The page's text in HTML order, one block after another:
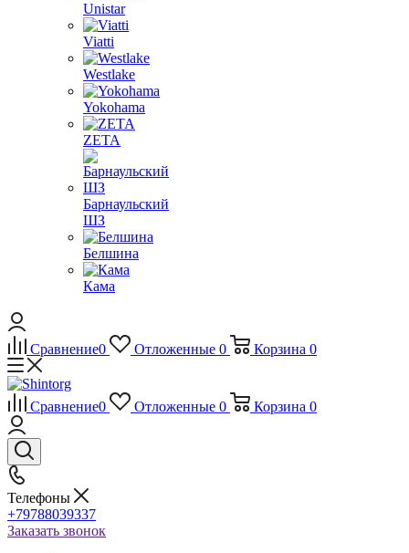
Unistar
Viatti
Westlake
Yokohama
ZETA
Барнаульский
ШЗ
Белшина
Кама
Сравнение0 Отложенные 0 Корзина 0
Сравнение0 Отложенные 0 Корзина 0
Телефоны
+79788039337
Заказать звонок